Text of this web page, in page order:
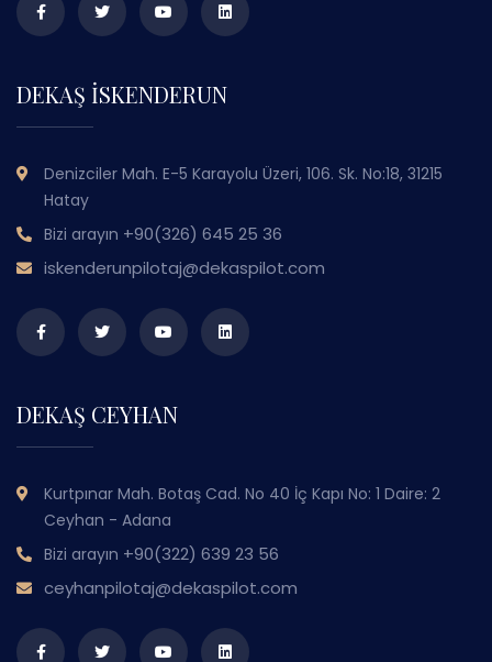
DEKAŞ İSKENDERUN
Denizciler Mah. E-5 Karayolu Üzeri, 106. Sk. No:18, 31215
Hatay
Bizi arayın +90(326) 645 25 36
iskenderunpilotaj@dekaspilot.com
DEKAŞ CEYHAN
Kurtpınar Mah. Botaş Cad. No 40 İç Kapı No: 1 Daire: 2
Ceyhan - Adana
Bizi arayın +90(322) 639 23 56
ceyhanpilotaj@dekaspilot.com